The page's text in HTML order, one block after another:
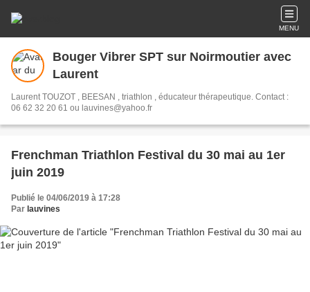
MENU
Bouger Vibrer SPT sur Noirmoutier avec
Laurent
Laurent TOUZOT , BEESAN , triathlon , éducateur thérapeutique. Contact :
06 62 32 20 61 ou lauvines@yahoo.fr
Frenchman Triathlon Festival du 30 mai au 1er
juin 2019
Publié le 04/06/2019 à 17:28
Par lauvines